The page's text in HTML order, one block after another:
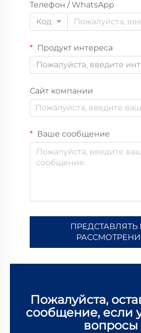
Телефон / WhatsApp
Код
Продукт интереса
Пожалуйста, введите
Сайт компании
Ваше сообщение
ПРЕДСТАВЛЯТЬ
Пожалуйста,
сообщение, если
вопросы